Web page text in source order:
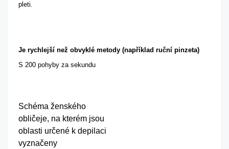
pleti.
Je rychlejší než obvyklé metody (například ruční pinzeta)
S 200 pohyby za sekundu
Schéma ženského
obličeje, na kterém jsou
oblasti určené k depilaci
vyznačeny